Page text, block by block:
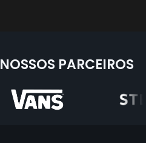
NOSSOS PARCEIROS